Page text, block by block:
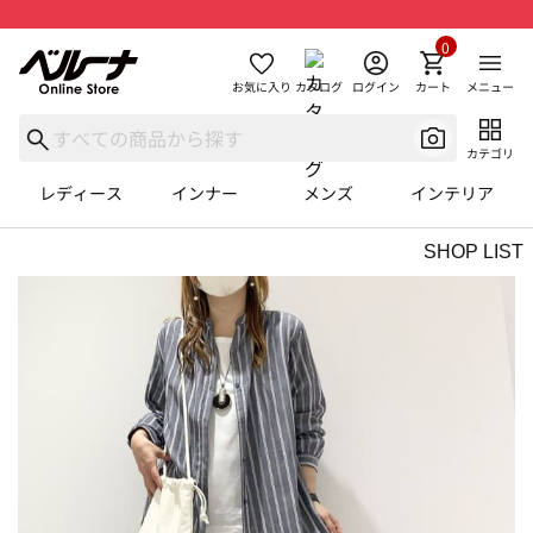
お気に入り カタログ ログイン カート
0
メニュー
カテゴリ
レディース インナー メンズ インテリア
SHOP LIST